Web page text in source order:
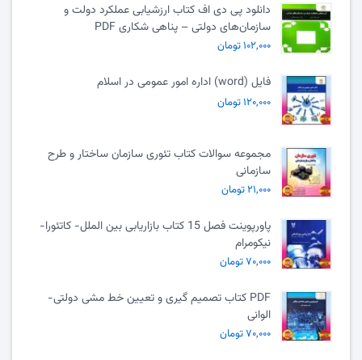
دانلود پی دی اف کتاب ارزشیابی عملکرد دولت و
سازمان‌های دولتی – پناهی شکاری PDF
۱۰۲,۰۰۰ تومان
فایل (word) اداره امور عمومی در اسلام
۱۲۰,۰۰۰ تومان
مجموعه سوالات کتاب تئوری سازمان ساختار و طرح
سازمانی
۲۱,۰۰۰ تومان
پاورپوینت فصل 15 کتاب بازاریابی بین الملل- کاتئورا-
نیکومرام
۷۰,۰۰۰ تومان
PDF کتاب تصمیم گیری و تعیین خط مشی دولتی-
الوانی
۷۰,۰۰۰ تومان